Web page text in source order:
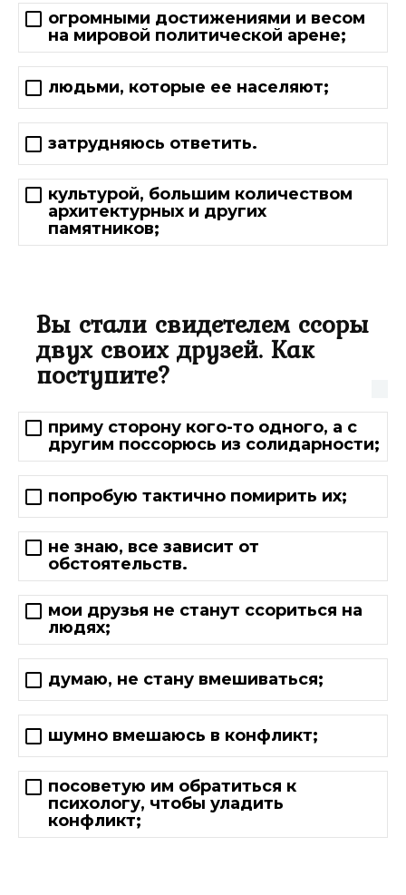
огромными достижениями и весом
на мировой политической арене;
людьми, которые ее населяют;
затрудняюсь ответить.
культурой, большим количеством
архитектурных и других
памятников;
Вы стали свидетелем ссоры
двух своих друзей. Как
поступите?
приму сторону кого-то одного, а с
другим поссорюсь из солидарности;
попробую тактично помирить их;
не знаю, все зависит от
обстоятельств.
мои друзья не станут ссориться на
людях;
думаю, не стану вмешиваться;
шумно вмешаюсь в конфликт;
посоветую им обратиться к
психологу, чтобы уладить
конфликт;